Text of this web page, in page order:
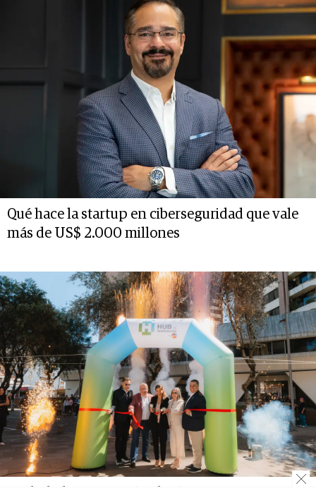
Qué hace la startup en ciberseguridad que vale
más de US$ 2.000 millones